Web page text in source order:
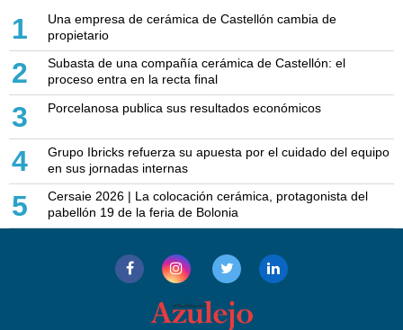
1
Una empresa de cerámica de Castellón cambia de
propietario
2
Subasta de una compañía cerámica de Castellón: el
proceso entra en la recta final
3 Porcelanosa publica sus resultados económicos
4
Grupo Ibricks refuerza su apuesta por el cuidado del equipo
en sus jornadas internas
5
Cersaie 2026 | La colocación cerámica, protagonista del
pabellón 19 de la feria de Bolonia